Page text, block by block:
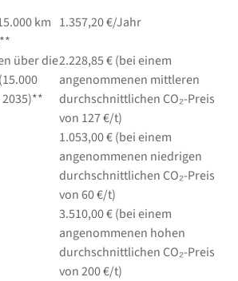
km 1.357,20 €/Jahr
über die2.228,85 € (bei einem
angenommenen mittleren
durchschnittlichen CO₂-Preis
von 127 €/t)
1.053,00 € (bei einem
angenommenen niedrigen
durchschnittlichen CO₂-Preis
von 60 €/t)
3.510,00 € (bei einem
angenommenen hohen
durchschnittlichen CO₂-Preis
von 200 €/t)